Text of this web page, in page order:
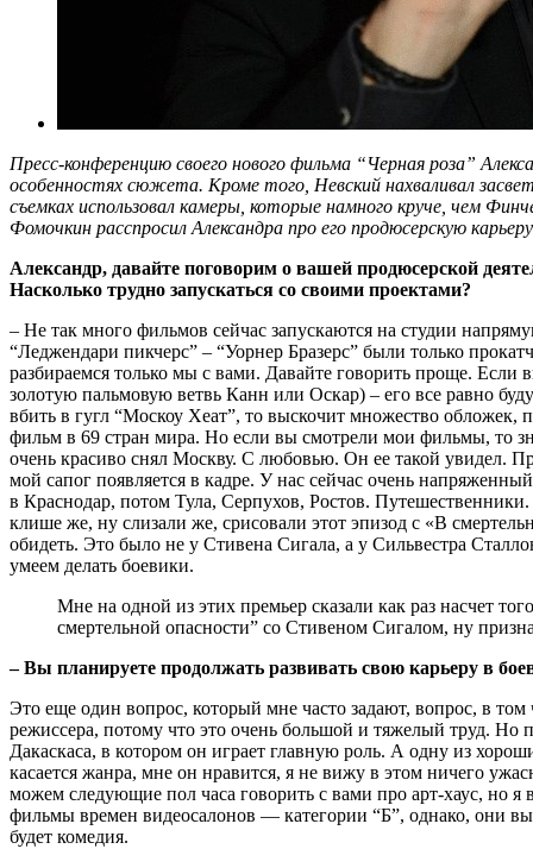
Пресс-конференцию своего нового фильма “Черная роза”
особенностях сюжета. Кроме того, Невский нахваливал
съемках использовал камеры, которые намного круче, чем
Фомочкин расспросил Александра про его продюсерскую
Александр, давайте поговорим о вашей продюсерской
Насколько трудно запускаться со своими проектами?
– Не так много фильмов сейчас запускаются на студии
“Леджендари пикчерс” – “Уорнер Бразерс” были только
разбираемся только мы с вами. Давайте говорить проще.
золотую пальмовую ветвь Канн или Оскар) – его все равно
вбить в гугл “Москоу Хеат”, то выскочит множество обложек,
фильм в 69 стран мира. Но если вы смотрели мои фильмы, то
очень красиво снял Москву. С любовью. Он ее такой увидел.
мой сапог появляется в кадре. У нас сейчас очень
в Краснодар, потом Тула, Серпухов, Ростов.
клише же, ну слизали же, срисовали этот эпизод с «В
обидеть. Это было не у Стивена Сигала, а у Сильвестра
умеем делать боевики.
Мне на одной из этих премьер сказали как раз насчет
смертельной опасности” со Стивеном Сигалом, ну
– Вы планируете продолжать развивать свою карьеру в
Это еще один вопрос, который мне часто задают, вопрос, в
режиссера, потому что это очень большой и тяжелый труд.
Дакаскаса, в котором он играет главную роль. А одну из
касается жанра, мне он нравится, я не вижу в этом ничего
можем следующие пол часа говорить с вами про арт-хаус, но
фильмы времен видеосалонов — категории “Б”, однако, они
будет комедия.